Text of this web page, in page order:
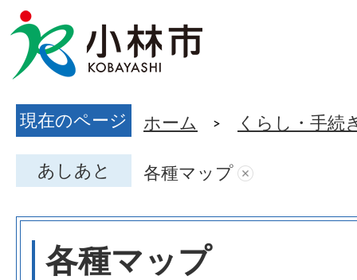
現在のページ ホーム くらし・手続
あしあと 各種マップ
各種マップ